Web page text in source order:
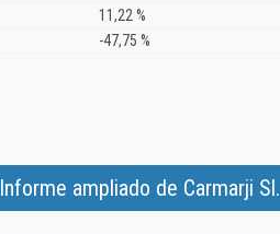
11,22 %
-47,75 %
ampliado de Carmarji Sl.